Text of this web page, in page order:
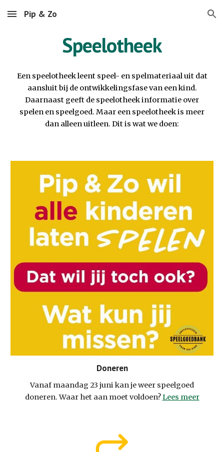
Skip to main content Skip to navigation
Pip & Zo
Speelotheek
Een speelotheek leent speel- en spelmateriaal uit dat
aansluit bij de ontwikkelingsfase van een kind.
Daarnaast geeft de speelotheek informatie over
spelen en speelgoed. Maar een speelotheek is meer
dan alleen uitleen. Dit is wat we doen:
Doneren
Vanaf maandag 23 juni kan je weer speelgoed
doneren. Waar het aan moet voldoen?Lees meer